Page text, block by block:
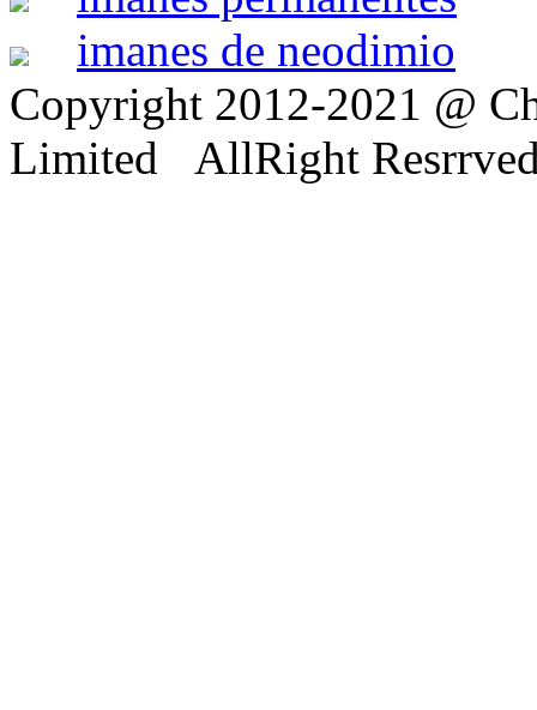
imanes de neodimio
Copyright 2012-2021 @
Limited AllRight